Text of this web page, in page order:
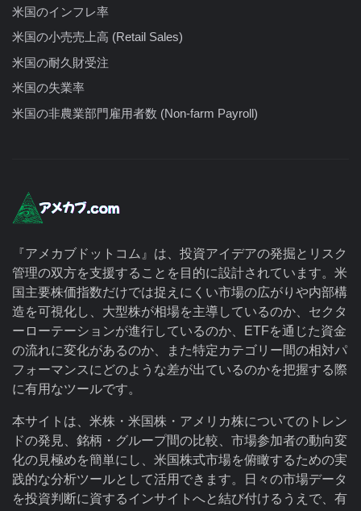
米国のインフレ率
米国の小売売上高 (Retail Sales)
米国の耐久財受注
米国の失業率
米国の非農業部門雇用者数 (Non-farm Payroll)
『アメカブドットコム』は、投資アイデアの発掘とリスク
管理の双方を支援することを目的に設計されています。米
国主要株価指数だけでは捉えにくい市場の広がりや内部構
造を可視化し、大型株が相場を主導しているのか、セクタ
ーローテーションが進行しているのか、ETFを通じた資金
の流れに変化があるのか、また特定カテゴリー間の相対パ
フォーマンスにどのような差が出ているのかを把握する際
に有用なツールです。
本サイトは、米株・米国株・アメリカ株についてのトレン
ドの発見、銘柄・グループ間の比較、市場参加者の動向変
化の見極めを簡単にし、米国株式市場を俯瞰するための実
践的な分析ツールとして活用できます。日々の市場データ
を投資判断に資するインサイトへと結び付けるうえで、有